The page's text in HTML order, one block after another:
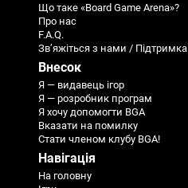
Що таке «Board Game Arena»?
Про нас
F.A.Q.
Зв’яжіться з нами / Підтримка
Внесок
Я — видавець ігор
Я — розробник програм
Я хочу допомогти BGA
Вказати на помилку
Стати членом клубу BGA!
Навігація
На головну